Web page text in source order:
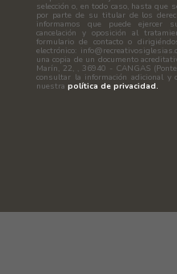
selección o, en todo caso, hasta que
por parte de su titular de los
informamos que puede ejercer
cancelación y oposición al
formulario de contacto o
electrónico:
una copia de un documento
Marín, 22, , 36940 - CANGAS
consultar la información adicional y
nuestra política de privacidad.